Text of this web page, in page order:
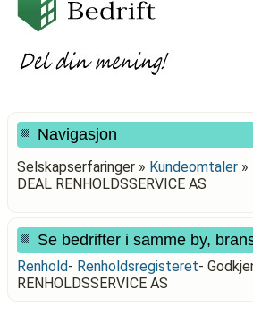
Navigasjon
Selskapserfaringer » Kundeomtaler »
DEAL RENHOLDSSERVICE AS
Se bedrifter i samme by,
Renhold- Renholdsregisteret-
RENHOLDSSERVICE AS